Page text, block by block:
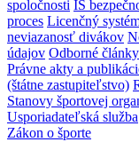
spoločnosti IS
proces Licenčný
neviazanosť divákov
údajov Odborné
Právne akty a
(štátne zastupiteľstvo)
Stanovy športovej
Usporiadateľská služba
Zákon o športe